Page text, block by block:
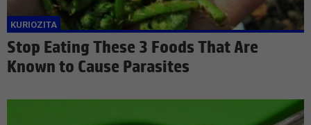
Stop Eating These 3 Foods That Are
Known to Cause Parasites